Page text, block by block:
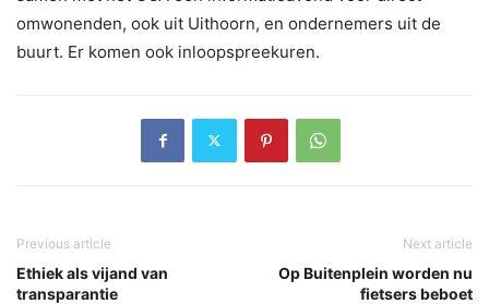
omwonenden, ook uit Uithoorn, en ondernemers uit de
buurt. Er komen ook inloopspreekuren.
Previous article
Ethiek als vijand van
transparantie
Next article
Op Buitenplein worden nu
fietsers beboet